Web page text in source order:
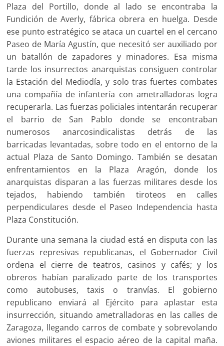
Plaza del Portillo, donde al lado se encontraba la
Fundición de Averly, fábrica obrera en huelga. Desde
ese punto estratégico se ataca un cuartel en el cercano
Paseo de María Agustín, que necesitó ser auxiliado por
un batallón de zapadores y minadores. Esa misma
tarde los insurrectos anarquistas consiguen controlar
la Estación del Mediodía, y solo tras fuertes combates
una compañía de infantería con ametralladoras logra
recuperarla. Las fuerzas policiales intentarán recuperar
el barrio de San Pablo donde se encontraban
numerosos anarcosindicalistas detrás de las
barricadas levantadas, sobre todo en el entorno de la
actual Plaza de Santo Domingo. También se desatan
enfrentamientos en la Plaza Aragón, donde los
anarquistas disparan a las fuerzas militares desde los
tejados, habiendo también tiroteos en calles
perpendiculares desde el Paseo Independencia hasta
Plaza Constitución.
Durante una semana la ciudad está en disputa con las
fuerzas represivas republicanas, el Gobernador Civil
ordena el cierre de teatros, casinos y cafés; y los
obreros habían paralizado parte de los transportes
como autobuses, taxis o tranvías. El gobierno
republicano enviará al Ejército para aplastar esta
insurrección, situando ametralladoras en las calles de
Zaragoza, llegando carros de combate y sobrevolando
aviones militares el espacio aéreo de la capital maña.